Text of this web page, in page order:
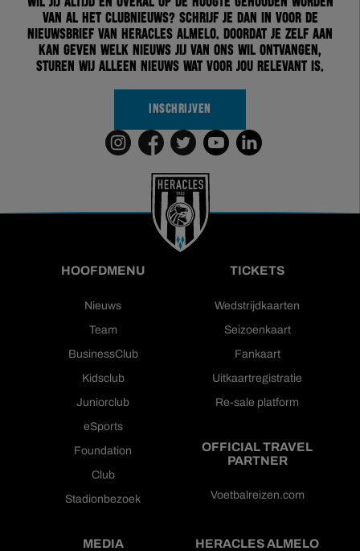
van al het clubnieuws? Schrijf je dan in voor de
nieuwsbrief van Heracles Almelo. Doordat je zelf aan
kan geven welk nieuws jij van ons wil ontvangen,
sturen wij alleen nieuws wat voor jou relevant is.
INSCHRIJVEN
HOOFDMENU
Nieuws
Team
BusinessClub
Kidsclub
Juniorclub
eSports
Foundation
Club
Stadionbezoek
TICKETS
Wedstrijdkaarten
Seizoenkaart
Fankaart
Uitkaartregistratie
Re-sale platform
OFFICIAL TRAVEL
PARTNER
Voetbalreizen.com
MEDIA HERACLES ALMELO